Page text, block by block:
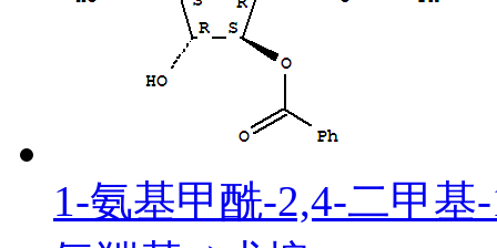
1-氨基甲酰-2,4-二甲